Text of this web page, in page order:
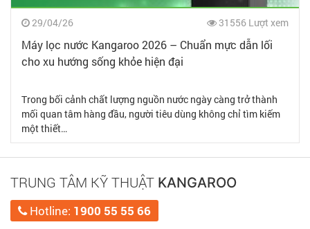
29/04/26 31556 Lượt xem
Máy lọc nước Kangaroo 2026 – Chuẩn mực dẫn lối
cho xu hướng sống khỏe hiện đại
Trong bối cảnh chất lượng nguồn nước ngày càng trở thành
mối quan tâm hàng đầu, người tiêu dùng không chỉ tìm kiếm
một thiết…
TRUNG TÂM KỸ THUẬT KANGAROO
Hotline: 1900 55 55 66